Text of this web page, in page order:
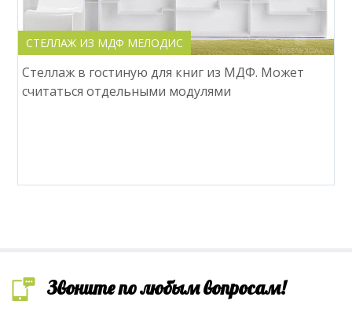
СТЕЛЛАЖ ИЗ МДФ МЕЛОДИС
Стеллаж в гостиную для книг из МДФ. Может
считаться отдельными модулями
Звоните по любым вопросам!